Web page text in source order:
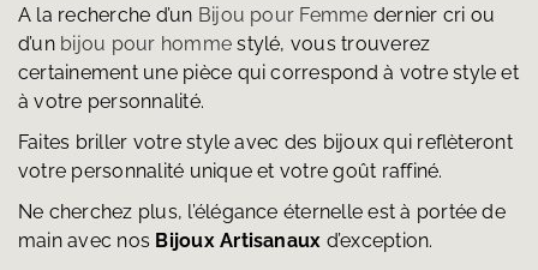
A la recherche d’un Bijou pour Femme dernier cri ou
d’un bijou pour homme stylé, vous trouverez
certainement une pièce qui correspond à votre style et
à votre personnalité.
Faites briller votre style avec des bijoux qui reflèteront
votre personnalité unique et votre goût raffiné.
Ne cherchez plus, l’élégance éternelle est à portée de
main avec nos Bijoux Artisanaux d’exception.